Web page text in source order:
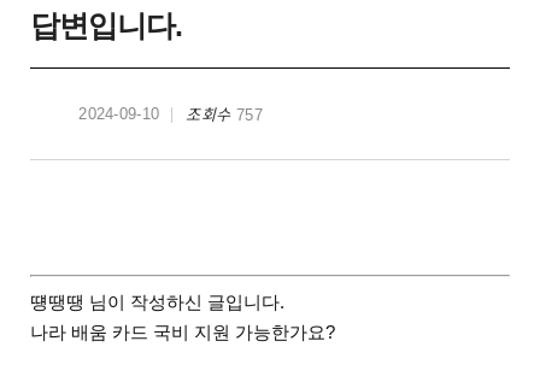
답변입니다.
2024-09-10 조회수 757
떙땡땡 님이 작성하신 글입니다.
나라 배움 카드 국비 지원 가능한가요?